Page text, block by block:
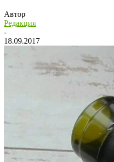
Автор
Редакция
-
18.09.2017